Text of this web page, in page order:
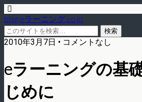
blog.eラーニング.co.jp
2010年3月7日 • コメントなし
eラーニングの基
じめに